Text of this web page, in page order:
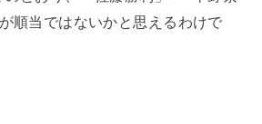
順当ではないかと思えるわけで